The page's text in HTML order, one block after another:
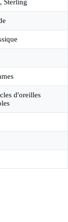
Sterling
d'oreilles